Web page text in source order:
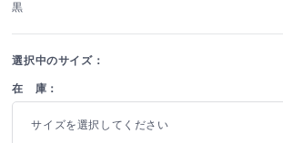
黒
選択中のサイズ：
在 庫：
サイズを選択してください